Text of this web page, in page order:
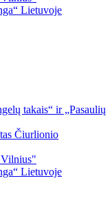
Lietuvoje
takais“ ir „Pasaulių
Čiurlionio
Lietuvoje